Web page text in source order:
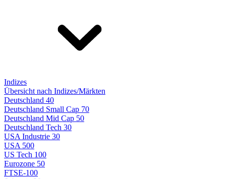
Indizes
Übersicht nach Indizes/Märkten
Deutschland 40
Deutschland Small Cap 70
Deutschland Mid Cap 50
Deutschland Tech 30
USA Industrie 30
USA 500
US Tech 100
Eurozone 50
FTSE-100